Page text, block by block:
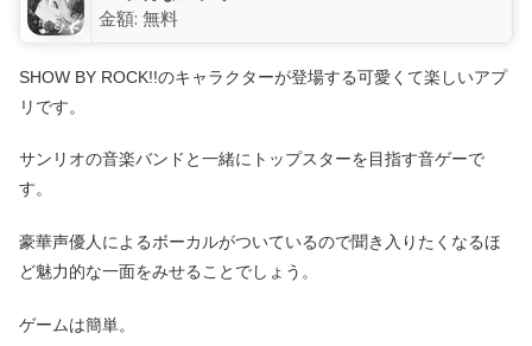
金額: 無料
SHOW BY ROCK!!のキャラクターが登場する可愛くて楽しいアプ
リです。
サンリオの音楽バンドと一緒にトップスターを目指す音ゲーで
す。
豪華声優人によるボーカルがついているので聞き入りたくなるほ
ど魅力的な一面をみせることでしょう。
ゲームは簡単。